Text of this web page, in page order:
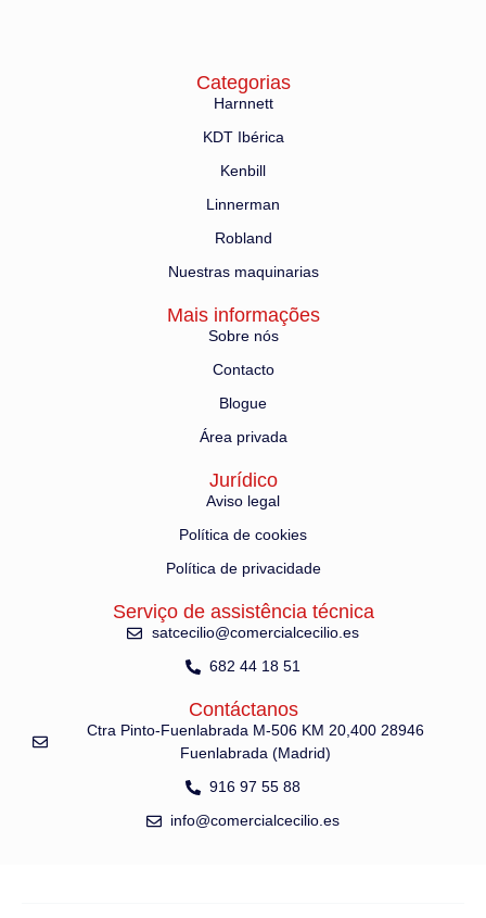
Categorias
Harnnett
KDT Ibérica
Kenbill
Linnerman
Robland
Nuestras maquinarias
Mais informações
Sobre nós
Contacto
Blogue
Área privada
Jurídico
Aviso legal
Política de cookies
Política de privacidade
Serviço de assistência técnica
satcecilio@comercialcecilio.es
682 44 18 51
Contáctanos
Ctra Pinto-Fuenlabrada M-506 KM 20,400 28946
Fuenlabrada (Madrid)
916 97 55 88
info@comercialcecilio.es